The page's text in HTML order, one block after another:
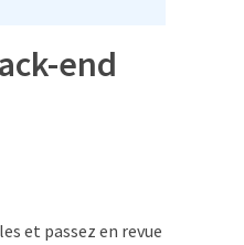
end
et passez en revue